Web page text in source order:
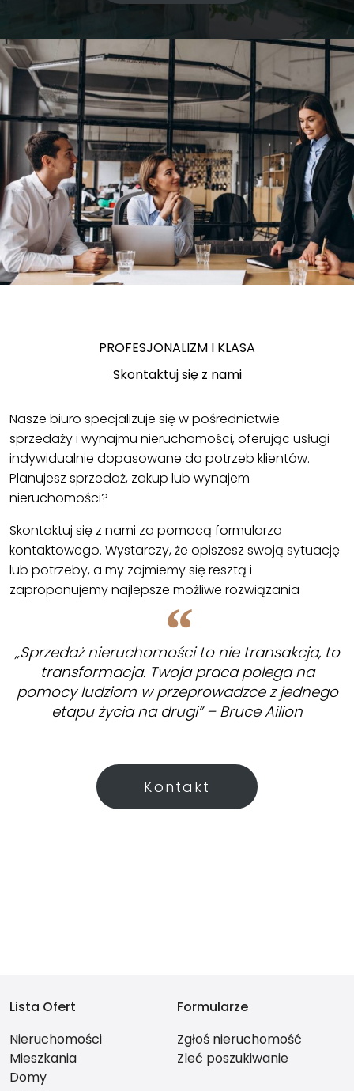
PROFESJONALIZM I KLASA
Skontaktuj się z nami
Nasze biuro specjalizuje się w pośrednictwie
sprzedaży i wynajmu nieruchomości, oferując usługi
indywidualnie dopasowane do potrzeb klientów.
Planujesz sprzedaż, zakup lub wynajem
nieruchomości?
Skontaktuj się z nami za pomocą formularza
kontaktowego. Wystarczy, że opiszesz swoją sytuację
lub potrzeby, a my zajmiemy się resztą i
zaproponujemy najlepsze możliwe rozwiązania
„Sprzedaż nieruchomości to nie transakcja, to
transformacja. Twoja praca polega na
pomocy ludziom w przeprowadzce z jednego
etapu życia na drugi” – Bruce Ailion
Kontakt
Lista Ofert
Nieruchomości
Mieszkania
Domy
Formularze
Zgłoś nieruchomość
Zleć poszukiwanie